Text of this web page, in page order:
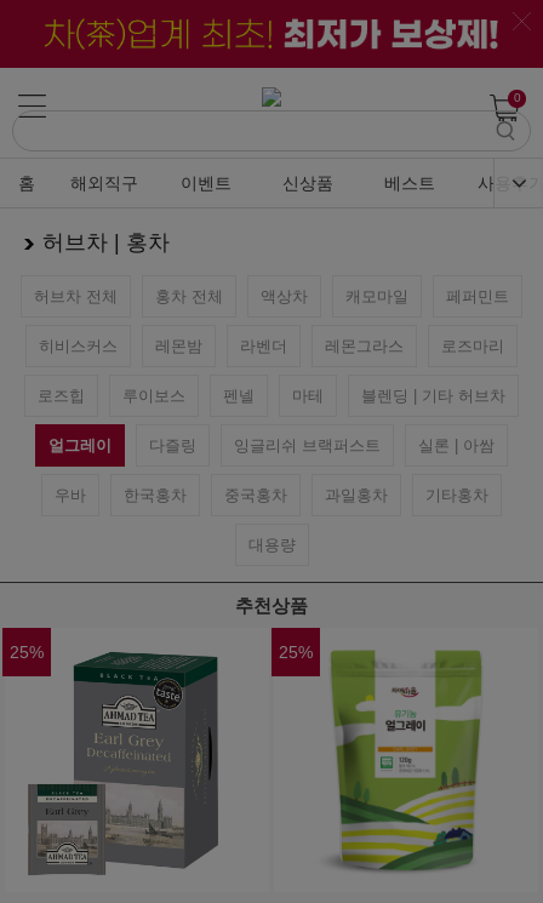
0
홈 해외직구 이벤트 신상품 베스트 사용후
허브차 | 홍차
허브차 전체 홍차 전체 액상차 캐모마일 페퍼민트
히비스커스 레몬밤 라벤더 레몬그라스 로즈마리
로즈힙 루이보스 펜넬 마테 블렌딩 | 기타 허브차
얼그레이 다즐링 잉글리쉬 브랙퍼스트 실론 | 아쌈
우바 한국홍차 중국홍차 과일홍차 기타홍차
대용량
추천상품
25% 25%